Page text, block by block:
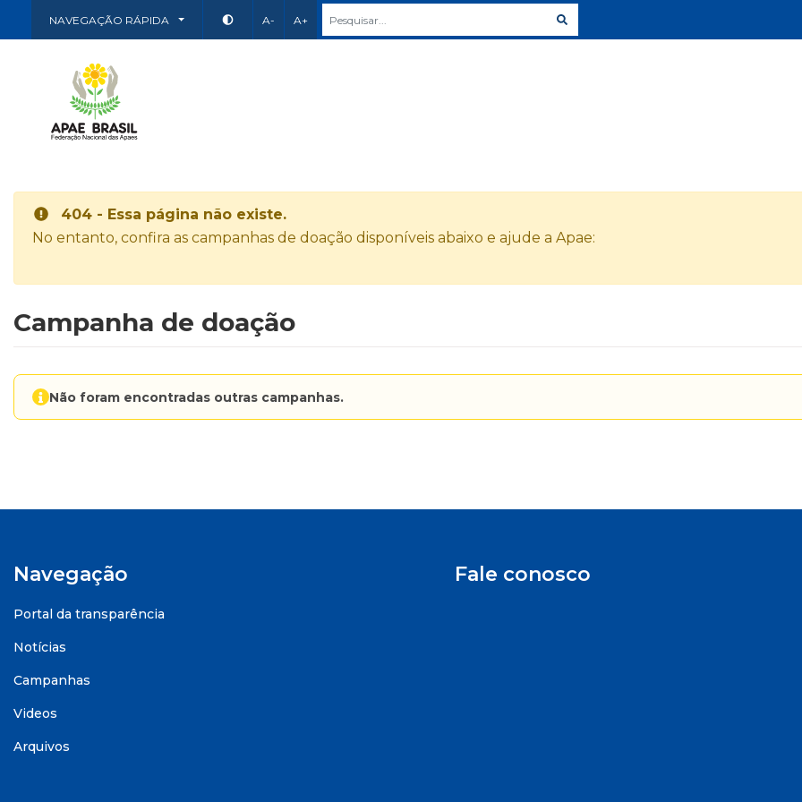
NAVEGAÇÃO RÁPIDA A- A+
404 - Essa página não existe.
No entanto, confira as campanhas de doação disponíveis abaixo e ajude a Apae:
Campanha de doação
Não foram encontradas outras campanhas.
Navegação
Portal da transparência
Notícias
Campanhas
Videos
Arquivos
Fale conosco